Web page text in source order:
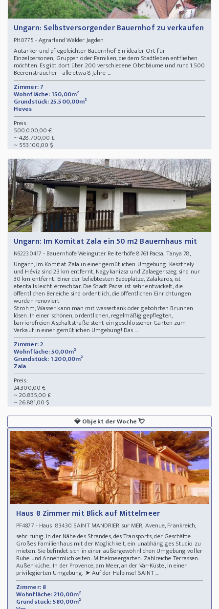
Ungarn: Selbstversorgender Bauernhof zu verkaufen
PH0775 - Agrarland Wälder Jagden
Autarker und pflegeleichter Bauernhof Ein idealer Ort für
Einzelpersonen, Gruppen oder Familien, die dem Stadtleben entfliehen
möchten. Es gibt dort über 200 verschiedene Obstbäume und rund 1.500
Beerensträucher - alle etwa 8 Jahre ...
Zimmer: 7
Wohnfläche: 150,00m²
Grundstück: 25.500,00m²
Heves
Preis:
500.000,00 €
~ 428.700,00 £
~ 553.100,00 $
Ungarn: Im Komitat Zala ein 50 m2 Bauernhaus mit
N62230417 - Bauernhöfe Weingüter Reiterhöfe 8761 Pacsa, Tanya 78,
Ungarn, Im Komitat Zala in einer gemütlichen Umgebung. Keszthely
und Hévíz sind 23 km entfernt, Nagykanizsa und Zalaegerszeg sind nur
30 km entfernt. Einer der beliebtesten Badeplätze, Zalakaros, ist
ebenfalls leicht erreichbar. Die Stadt Pacsa ist sehr entwickelt, die
öffentlichen Bereiche sind ordentlich, die öffentlichen Einrichtungen
wurden renoviert
Strohm, Wasser kann man mit wassertank oder gebohrten Brunnen
lösen. In einer schönen, ordentlichen, regelmäßig gepflegten,
barrierefreien Asphaltstraße steht ein geschlossener Garten zum
Verkauf in einer gemütlichen Umgebung! Das ...
Zimmer: 2
Wohnfläche: 50,00m²
Grundstück: 1.200,00m²
Zala
Preis:
24.300,00 €
~ 20.835,00 £
~ 26.881,00 $
💎Objekt der Woche💘
Haus 8 Zimmer mit Blick auf Mittelmeer
PF4877 - Haus 83430 SAINT MANDRIER sur MER, Avenue, Frankreich,
sehr ruhig. In der Nähe des Strandes, des Transports, der Geschäfte
Großes Familienhaus mit der Möglichkeit, ein unabhängiges Studio zu
mieten. Sie befindet sich in einer außergewöhnlichen Umgebung voller
Ruhe und Annehmlichkeiten. Mittelmeergarten. Zahlreiche Terrassen.
Außenküche.. In der Provence, am Meer, an der Var-Küste, in einer
privilegierten Umgebung. ➤ Auf der Halbinsel SAINT ...
Zimmer: 8
Wohnfläche: 210,00m²
Grundstück: 580,00m²